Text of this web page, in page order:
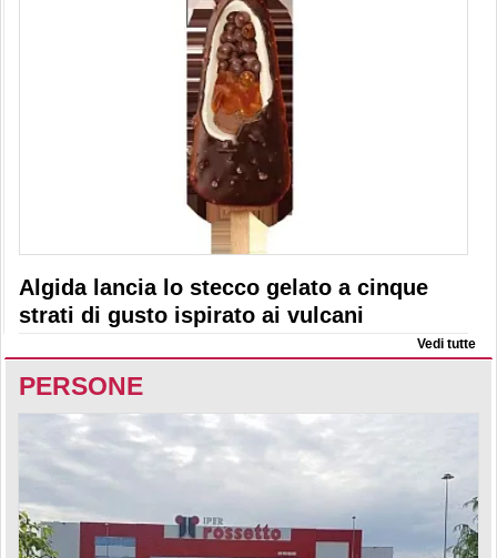
Algida lancia lo stecco gelato a cinque
strati di gusto ispirato ai vulcani
Vedi tutte
PERSONE